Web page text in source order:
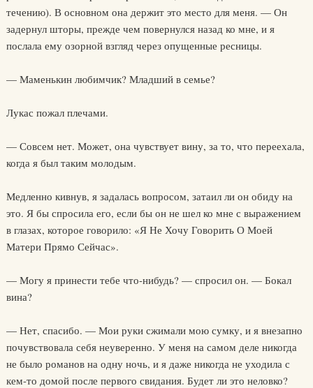
течению). В основном она держит это место для меня. — Он
задернул шторы, прежде чем повернулся назад ко мне, и я
послала ему озорной взгляд через опущенные ресницы.
— Маменькин любимчик? Младший в семье?
Лукас пожал плечами.
— Совсем нет. Может, она чувствует вину, за то, что переехала,
когда я был таким молодым.
Медленно кивнув, я задалась вопросом, затаил ли он обиду на
это. Я бы спросила его, если бы он не шел ко мне с выражением
в глазах, которое говорило: «Я Не Хочу Говорить О Моей
Матери Прямо Сейчас».
— Могу я принести тебе что-нибудь? — спросил он. — Бокал
вина?
— Нет, спасибо. — Мои руки сжимали мою сумку, и я внезапно
почувствовала себя неуверенно. У меня на самом деле никогда
не было романов на одну ночь, и я даже никогда не уходила с
кем-то домой после первого свидания. Будет ли это неловко?